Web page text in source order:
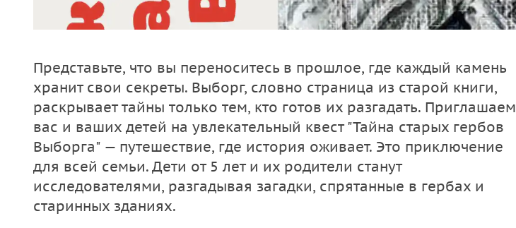
Представьте, что вы переноситесь в прошлое, где каждый камень
хранит свои секреты. Выборг, словно страница из старой книги,
раскрывает тайны только тем, кто готов их разгадать. Приглашаем
вас и ваших детей на увлекательный квест "Тайна старых гербов
Выборга" — путешествие, где история оживает. Это приключение
для всей семьи. Дети от 5 лет и их родители станут
исследователями, разгадывая загадки, спрятанные в гербах и
старинных зданиях.